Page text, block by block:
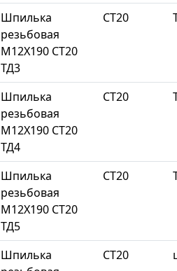
Шпилька
резьбовая
М12Х190 СТ20
ТД3
СТ20
Шпилька
резьбовая
М12Х190 СТ20
ТД4
СТ20
Шпилька
резьбовая
М12Х190 СТ20
ТД5
СТ20
Шпилька
СТ20